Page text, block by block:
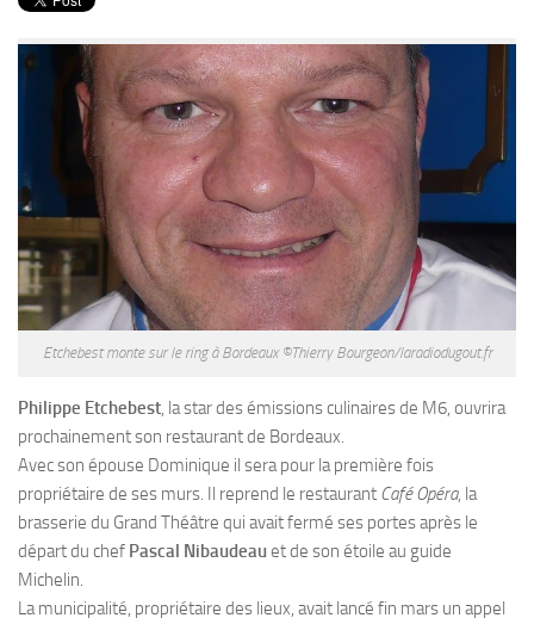
PRODUITS
RECETTES
Entrées
Plats
Sauces
Etchebest monte sur le ring à Bordeaux ©Thierry Bourgeon/laradiodugout.fr
Philippe Etchebest, la star des émissions culinaires de M6, ouvrira
prochainement son restaurant de Bordeaux.
Avec son épouse Dominique il sera pour la première fois
propriétaire de ses murs. Il reprend le restaurant Café Opéra, la
brasserie du Grand Théâtre qui avait fermé ses portes après le
départ du chef Pascal Nibaudeauet de son étoile au guide
Michelin.
La municipalité, propriétaire des lieux, avait lancé fin mars un appel